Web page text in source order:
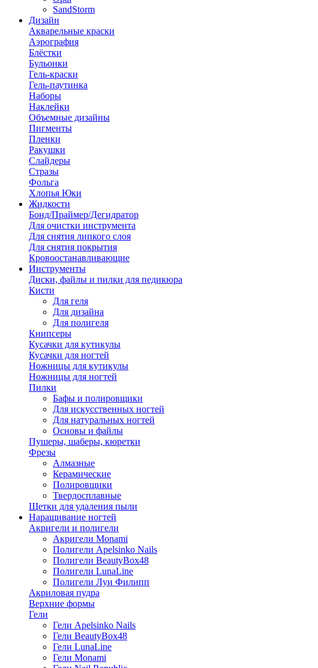
SandStorm
Дизайн
Акварельные краски
Аэрография
Блёстки
Бульонки
Гель-краски
Гель-паутинка
Наборы
Наклейки
Объемные дизайны
Пигменты
Пленки
Ракушки
Слайдеры
Стразы
Фольга
Хлопья Юки
Жидкости
Бонд/Праймер/Дегидратор
Для очистки инструмента
Для снятия липкого слоя
Для снятия покрытия
Кровоостанавливающие
Инструменты
Диски, файлы и пилки для педикюра
Кисти
Для геля
Для дизайна
Для полигеля
Книпсеры
Кусачки для кутикулы
Кусачки для ногтей
Ножницы для кутикулы
Ножницы для ногтей
Пилки
Бафы и полировщики
Для искусственных ногтей
Для натуральных ногтей
Основы и файлы
Пушеры, шаберы, кюретки
Фрезы
Алмазные
Керамические
Полировщики
Твердосплавные
Щетки для удаления пыли
Наращивание ногтей
Акригели и полигели
Акригели Monami
Полигели Apelsinko Nails
Полигели BeautyBox48
Полигели LunaLine
Полигели Луи Филипп
Акриловая пудра
Верхние формы
Гели
Гели Apelsinko Nails
Гели BeautyBox48
Гели LunaLine
Гели Monami